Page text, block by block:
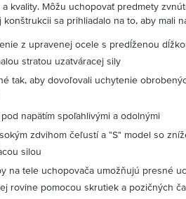
kvality. Môžu uchopovať predmety
sa prihliadalo na to, aby mali
z upravenej ocele s predĺženou
stratou uzatváracej sily
tak, aby dovoľovali uchytenie
napätím spoľahlivými a odolnými
zdvihom čeľustí a "S" model so
silou
na tele uchopovača umožňujú presné
rovine pomocou skrutiek a pozičných